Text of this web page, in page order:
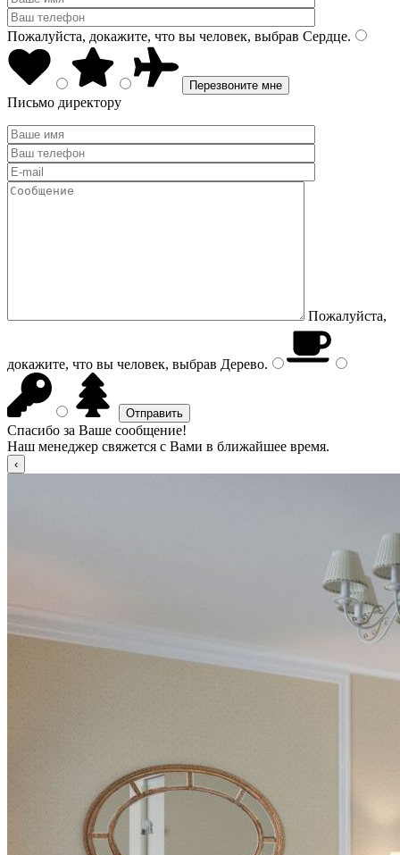
Пожалуйста, докажите, что вы человек, выбрав Сердце.
Письмо директору
Пожалуйста,
докажите, что вы человек, выбрав Дерево.
Спасибо за Ваше сообщение!
Наш менеджер свяжется с Вами в ближайшее время.